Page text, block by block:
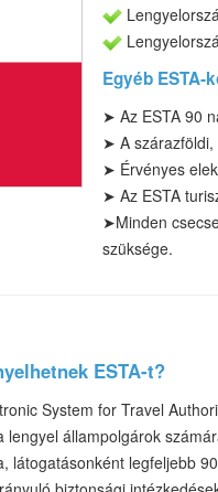
Egyéb ESTA-
➤ Az ESTA 90
➤ A szárazföldi,
➤ Érvényes
➤ Az ESTA
➤Minden
szüksége.
ESTA-t?
System for Travel
lengyel állampolgárok
látogatásonként legfeljebb